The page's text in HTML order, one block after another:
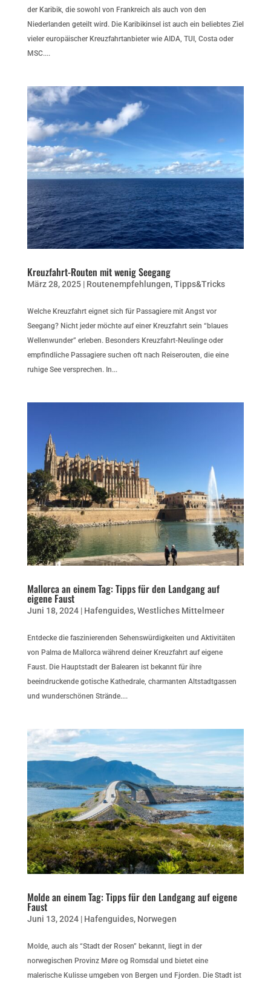
der Karibik, die sowohl von Frankreich als auch von den
Niederlanden geteilt wird. Die Karibikinsel ist auch ein beliebtes Ziel
vieler europäischer Kreuzfahrtanbieter wie AIDA, TUI, Costa oder
MSC....
Kreuzfahrt-Routen mit wenig Seegang
März 28, 2025| Routenempfehlungen,Tipps&Tricks
Welche Kreuzfahrt eignet sich für Passagiere mit Angst vor
Seegang? Nicht jeder möchte auf einer Kreuzfahrt sein “blaues
Wellenwunder” erleben. Besonders Kreuzfahrt-Neulinge oder
empfindliche Passagiere suchen oft nach Reiserouten, die eine
ruhige See versprechen. In...
Mallorca an einem Tag: Tipps für den Landgang auf
eigene Faust
Juni 18, 2024| Hafenguides,Westliches Mittelmeer
Entdecke die faszinierenden Sehenswürdigkeiten und Aktivitäten
von Palma de Mallorca während deiner Kreuzfahrt auf eigene
Faust. Die Hauptstadt der Balearen ist bekannt für ihre
beeindruckende gotische Kathedrale, charmanten Altstadtgassen
und wunderschönen Strände....
Molde an einem Tag: Tipps für den Landgang auf eigene
Faust
Juni 13, 2024| Hafenguides, Norwegen
Molde, auch als “Stadt der Rosen” bekannt, liegt in der
norwegischen Provinz Møre og Romsdal und bietet eine
malerische Kulisse umgeben von Bergen und Fjorden. Die Stadt ist